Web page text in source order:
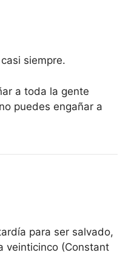
siempre.
a toda la gente
puedes engañar a
para ser salvado,
veinticinco (Constant